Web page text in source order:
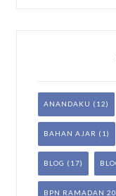
ANANDAKU (12)
BAHAN AJAR (1)
BLOG (17)
BPN RAMADAN